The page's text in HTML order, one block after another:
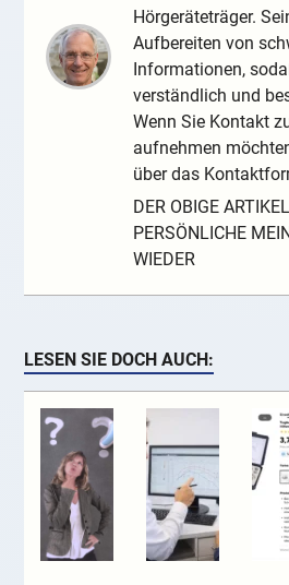
Hörgeräteträger.
Aufbereiten von
Informationen,
verständlich und
Wenn Sie Kontakt
aufnehmen
über das
DER OBIGE
PERSÖNLICHE
WIEDER
LESEN SIE DOCH AUCH: